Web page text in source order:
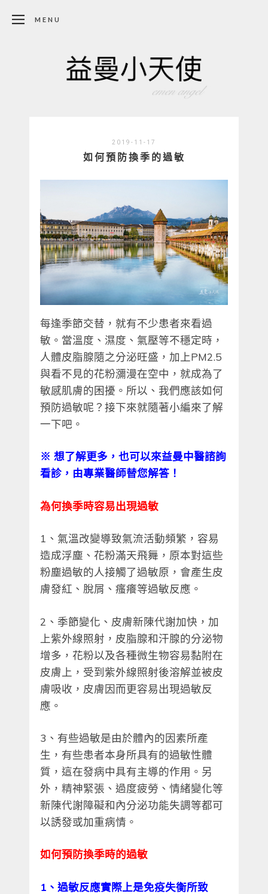
MENU
2019-11-17
如何預防換季的過敏
每逢季節交替，就有不少患者來看過
敏。當溫度、濕度、氣壓等不穩定時，
人體皮脂腺隨之分泌旺盛，加上PM2.5
與看不見的花粉瀰漫在空中，就成為了
敏感肌膚的困擾。所以、我們應該如何
預防過敏呢？接下來就隨著小編來了解
一下吧。
※ 想了解更多，也可以來益曼中醫諮詢
看診，由專業醫師替您解答！
為何換季時容易出現過敏
1、氣溫改變導致氣流活動頻繁，容易
造成浮塵、花粉滿天飛舞，原本對這些
粉塵過敏的人接觸了過敏原，會產生皮
膚發紅、脫屑、瘙癢等過敏反應。
2、季節變化、皮膚新陳代謝加快，加
上紫外線照射，皮脂腺和汗腺的分泌物
增多，花粉以及各種微生物容易黏附在
皮膚上，受到紫外線照射後溶解並被皮
膚吸收，皮膚因而更容易出現過敏反
應。
3、有些過敏是由於體內的因素所產
生，有些患者本身所具有的過敏性體
質，這在發病中具有主導的作用。另
外，精神緊張、過度疲勞、情緒變化等
新陳代謝障礙和內分泌功能失調等都可
以誘發或加重病情。
如何預防換季時的過敏
1、過敏反應實際上是免疫失衡所致